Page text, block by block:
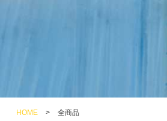
HOME > 全商品